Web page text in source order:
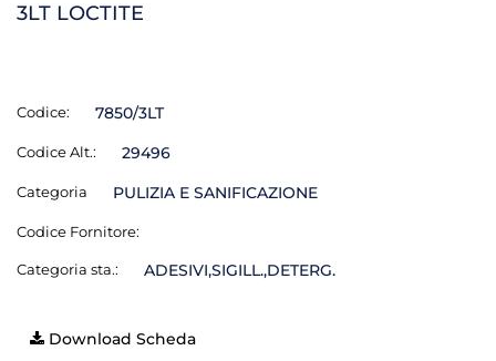
3LT LOCTITE
Codice: 7850/3LT
Codice Alt.: 29496
Categoria PULIZIA E SANIFICAZIONE
Codice Fornitore:
Categoria sta.: ADESIVI,SIGILL.,DETERG.
Download Scheda